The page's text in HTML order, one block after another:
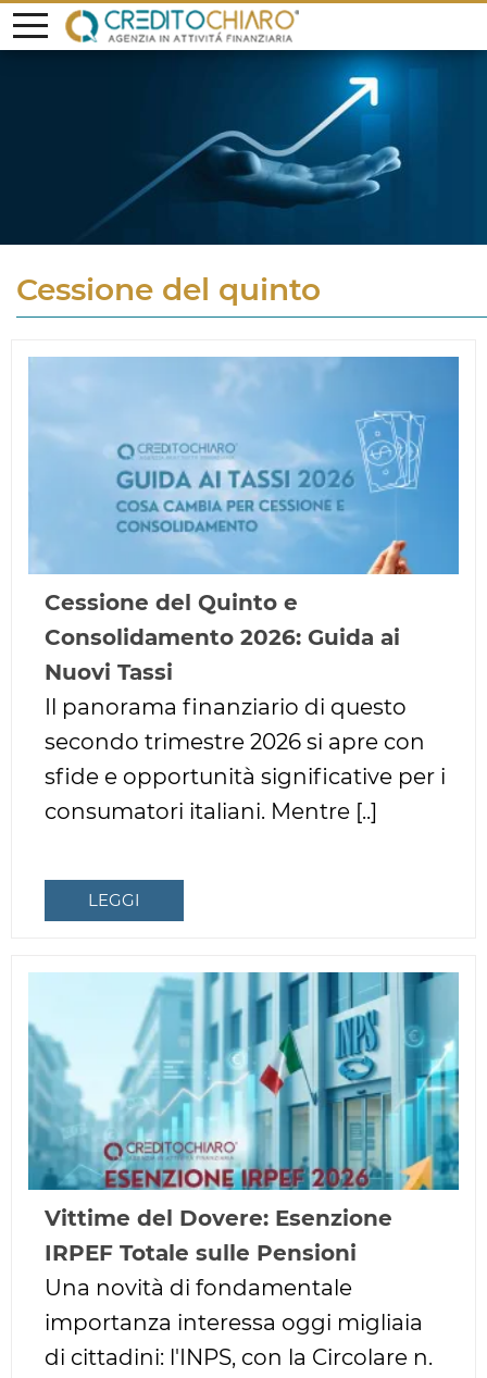
Cessione del quinto
Cessione del Quinto e
Consolidamento 2026: Guida ai
Nuovi Tassi
Il panorama finanziario di questo
secondo trimestre 2026 si apre con
sfide e opportunità significative per i
consumatori italiani. Mentre [..]
LEGGI
Vittime del Dovere: Esenzione
IRPEF Totale sulle Pensioni
Una novità di fondamentale
importanza interessa oggi migliaia
di cittadini: l'INPS, con la Circolare n.